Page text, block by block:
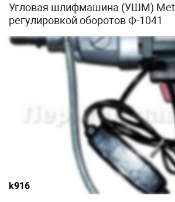
Угловая шлифмашина (УШМ)
регулировкой оборотов Ф-1041
k916